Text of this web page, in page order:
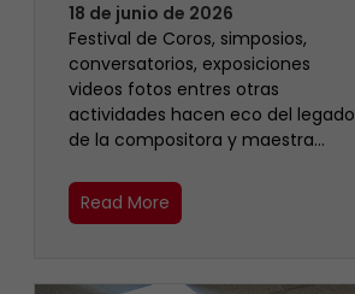
18 de junio de 2026
Festival de Coros, simposios,
conversatorios, exposiciones
videos fotos entres otras
actividades hacen eco del legado
de la compositora y maestra…
Read More